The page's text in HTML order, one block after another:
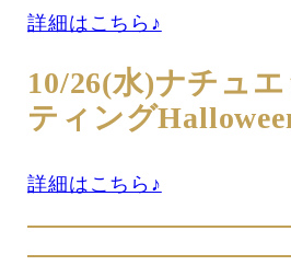
詳細はこちら♪
10/26(水)ナチュ
ティング
詳細はこちら♪